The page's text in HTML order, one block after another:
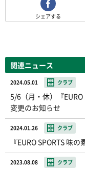
シェアする
関連ニュース
2024.05.01 クラブ
5/6（月・休）『
変更のお知らせ
2024.01.26 クラブ
『EURO SPORTS 味
2023.08.08 クラブ